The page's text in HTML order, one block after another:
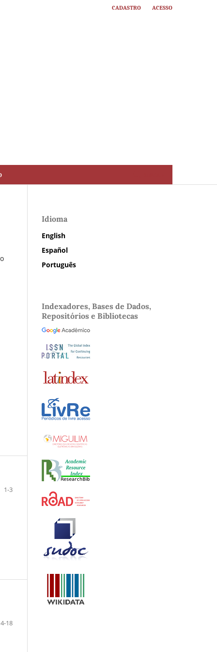
Cadastro Acesso
1-3
4-18
Idioma
English
Español
Português
Indexadores, Bases de Dados,
Repositórios e Bibliotecas